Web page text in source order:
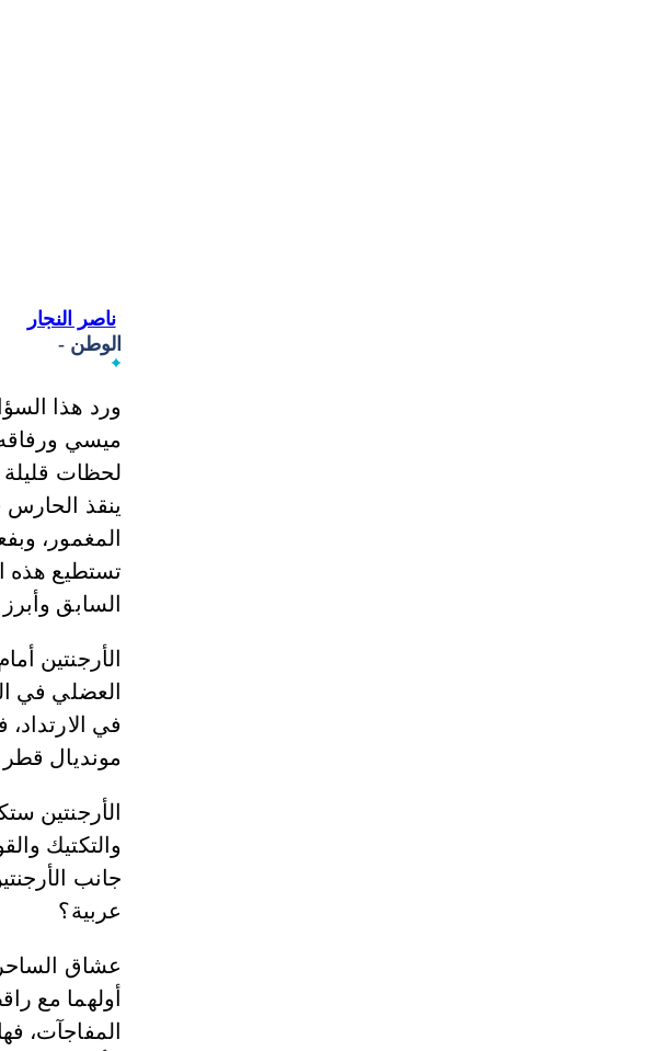
ناصر النجار
الوطن -
ورد هذا
لحظات قليلة
ينقذ
المغمور،
تستطيع هذه
السابق
الأرجنتين
العضلي في
في
مونديال قطر
الأرجنتين
والتكتيك
جانب
عربية؟
عشاق
أولهما مع